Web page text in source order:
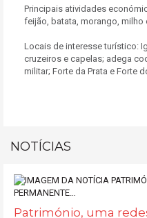
Principais atividades
feijão, batata, morango, milho
Locais de interesse turístico:
cruzeiros e capelas; adega
militar; Forte da Prata e Forte
NOTÍCIAS
Património, uma